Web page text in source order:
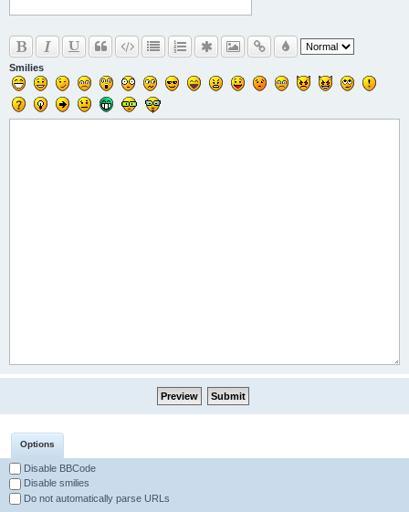
Smilies
Options
Disable BBCode
Disable smilies
Do not automatically parse URLs